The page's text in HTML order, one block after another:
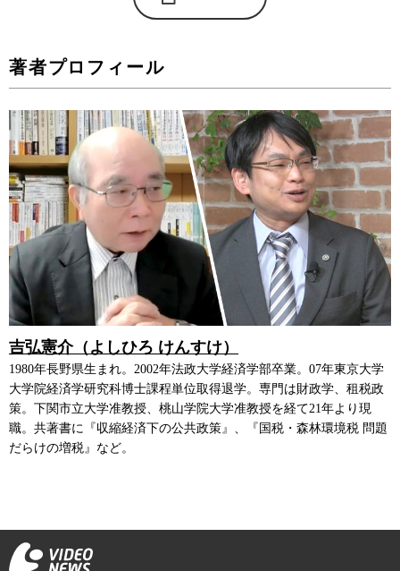
著者プロフィール
吉弘憲介（よしひろ けんすけ）
1980年長野県生まれ。2002年法政大学経済学部卒業。07年東京大学
大学院経済学研究科博士課程単位取得退学。専門は財政学、租税政
策。下関市立大学准教授、桃山学院大学准教授を経て21年より現
職。共著書に『収縮経済下の公共政策』、『国税・森林環境税 問題
だらけの増税』など。